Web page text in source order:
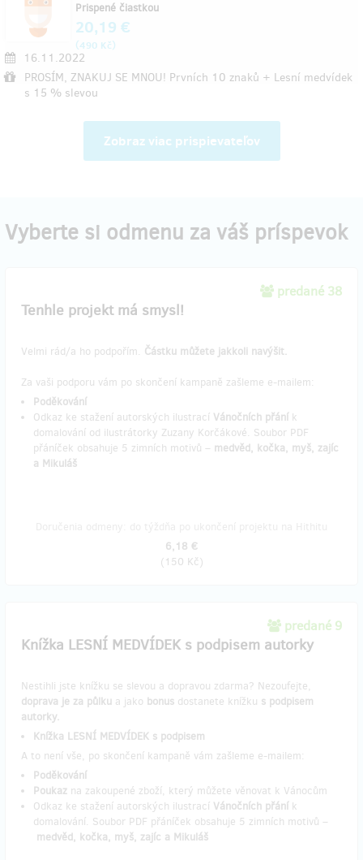
16.11.2022
PROSÍM, ZNAKUJ SE MNOU! Prvních 10 znaků + Lesní medvídek
s 15 % slevou
Prispené čiastkou
20,19 €
(490 Kč)
Zobraz viac prispievateľov
Vyberte si odmenu za váš príspevok
predané 38
Tenhle projekt má smysl!
Velmi rád/a ho podpořím. Částku můžete jakkoli navýšit.
Za vaši podporu vám po skončení kampaně zašleme e-mailem:
Poděkování
Odkaz ke stažení autorských ilustrací Vánočních přání k
domalování od ilustrátorky Zuzany Korčákové. Soubor PDF
přáníček obsahuje 5 zimních motivů – medvěd, kočka, myš, zajíc
a Mikuláš
6,18 €
(150 Kč)
predané 9
Knížka LESNÍ MEDVÍDEK s podpisem autorky
Nestihli jste knížku se slevou a dopravou zdarma? Nezoufejte,
doprava je za půlku a jako bonus dostanete knížku s podpisem
autorky.
Knížka LESNÍ MEDVÍDEK s podpisem
​A to není vše, po skončení kampaně vám zašleme e-mailem:
​Poděkování
Poukaz na zakoupené zboží, který můžete věnovat k Vánocům
Odkaz ke stažení autorských ilustrací Vánočních přání k
domalování. Soubor PDF přáníček obsahuje 5 zimních motivů –
medvěd, kočka, myš, zajíc a Mikuláš